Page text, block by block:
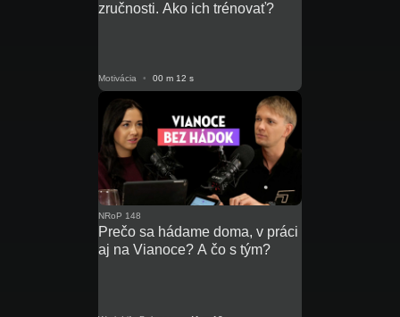
zručnosti. Ako ich trénovať?
Motivácia • 00 m 12 s
NRoP 148
Prečo sa hádame doma, v práci
aj na Vianoce? A čo s tým?